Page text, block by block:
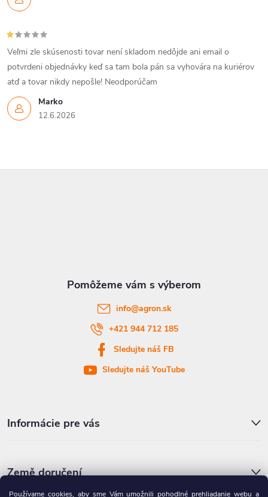
Používame cookies, aby sme Vám umožnili pohodlné prehliadanie webu a
Marko
12.6.2026
Veľmi zle skúsenosti tovar není skladom nedôjde ani email o
potvrdeni objednávky keď sa tam bola pán sa vyhovára na kuriérov
atď a tovar nikdy nepošle! Neodporúčam
Informácie pre vás
Země doručení
info@agron.sk
+421 944 712 185
Sledujte náš FB
Sledujte náš YouTube